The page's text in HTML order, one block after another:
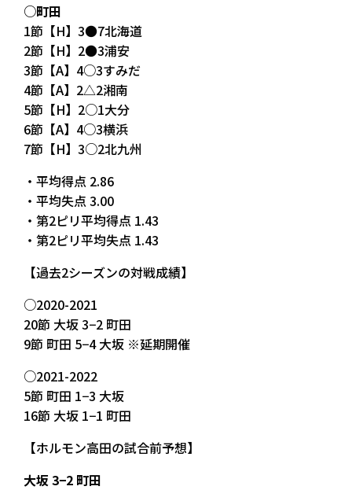
○町田
1節【H】3●7北海道
2節【H】2●3浦安
3節【A】4○3すみだ
4節【A】2△2湘南
5節【H】2○1大分
6節【A】4○3横浜
7節【H】3○2北九州
・平均得点 2.86
・平均失点 3.00
・第2ピリ平均得点 1.43
・第2ピリ平均失点 1.43
【過去2シーズンの対戦成績】
○2020-2021
20節 大坂 3−2 町田
9節 町田 5−4 大坂 ※延期開催
○2021-2022
5節 町田 1−3 大坂
16節 大坂 1−1 町田
【ホルモン高田の試合前予想】
大坂 3−2 町田